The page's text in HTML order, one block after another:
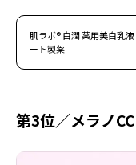
肌ラボ® 白潤 薬用美白乳
ート製薬
第3位／メラノ